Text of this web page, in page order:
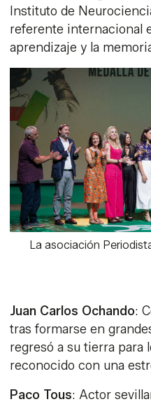
Instituto de
referente internacional
aprendizaje y la
La asociación
Juan Carlos Ochando:
tras formarse en
regresó a su tierra para
reconocido con una
Paco Tous: Actor